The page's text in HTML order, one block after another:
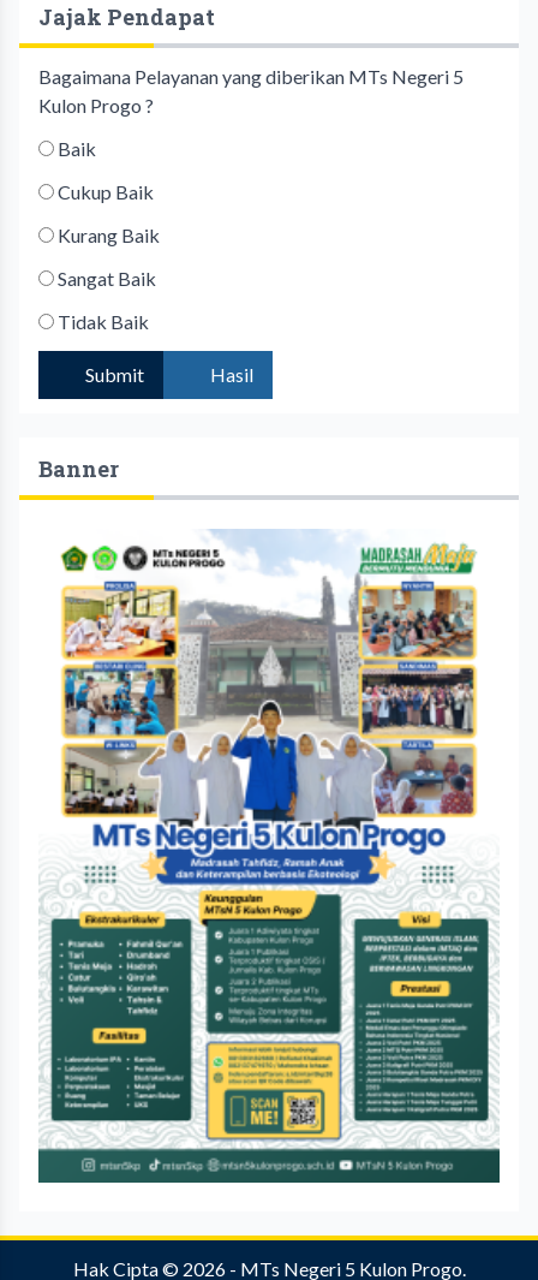
Jajak Pendapat
Bagaimana Pelayanan yang diberikan MTs Negeri 5
Kulon Progo ?
Baik
Cukup Baik
Kurang Baik
Sangat Baik
Tidak Baik
Submit Hasil
Banner
Hak Cipta © 2026 - MTs Negeri 5 Kulon Progo.